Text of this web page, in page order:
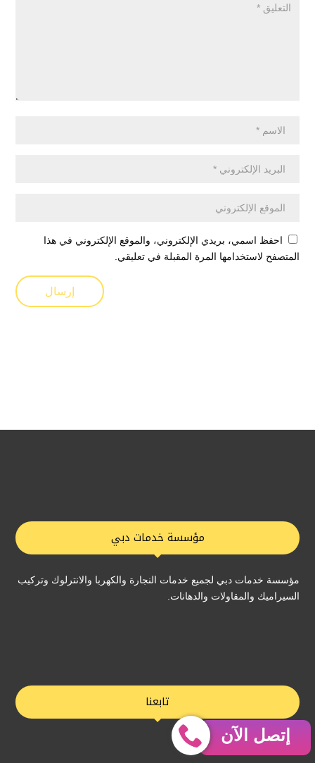
احفظ اسمي، بريدي الإلكتروني، والموقع الإلكتروني في هذا
المتصفح لاستخدامها المرة المقبلة في تعليقي.
مؤسسة خدمات دبي
مؤسسة خدمات دبي لجميع خدمات النجارة والكهربا والانترلوك وتركيب
السيراميك والمقاولات والدهانات.
تابعنا
إتصل الآن